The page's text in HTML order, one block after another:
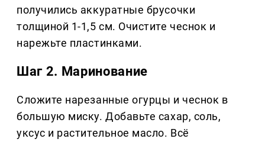
получились аккуратные брусочки
толщиной 1-1,5 см. Очистите чеснок и
нарежьте пластинками.
Шаг 2. Маринование
Сложите нарезанные огурцы и чеснок в
большую миску. Добавьте сахар, соль,
уксус и растительное масло. Всё